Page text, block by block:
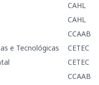
CAHL
CAHL
CCAAB
e Tecnológicas CETEC
CETEC
CCAAB